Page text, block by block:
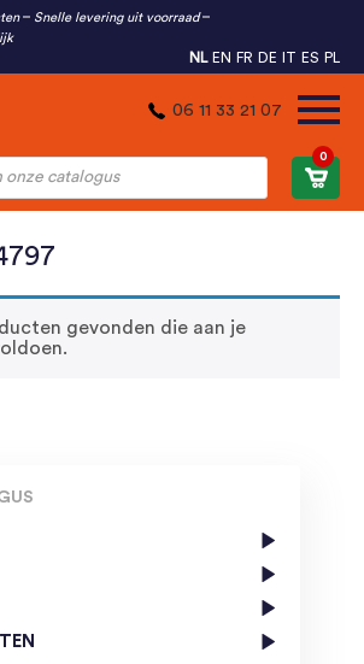
Snelle levering uit voorraad
NL EN FR DE IT ES PL
06 11 33 21 07
0
gevonden die aan je